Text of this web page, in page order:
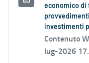
economico di
investimenti
Contenuto
lug-2026